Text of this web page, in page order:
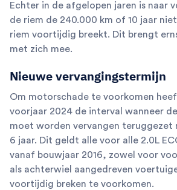
Echter in de afgelopen jaren is naar
de riem de 240.000 km of 10 jaar
riem voortijdig breekt. Dit brengt
met zich mee.
Nieuwe vervangingstermijn
Om motorschade te voorkomen
voorjaar 2024 de interval wanneer
moet worden vervangen teruggezet
6 jaar. Dit geldt alle voor alle 2.0L
vanaf bouwjaar 2016, zowel voor
als achterwiel aangedreven
voortijdig breken te voorkomen.